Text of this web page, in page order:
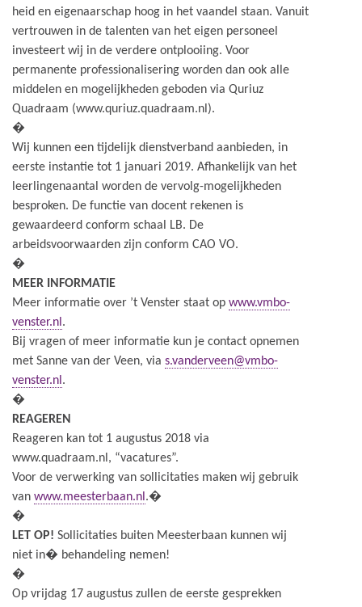
heid en eigenaarschap hoog in het vaandel staan. Vanuit
vertrouwen in de talenten van het eigen personeel
investeert wij in de verdere ontplooiing. Voor
permanente professionalisering worden dan ook alle
middelen en mogelijkheden geboden via Quriuz
Quadraam (www.quriuz.quadraam.nl).
�
Wij kunnen een tijdelijk dienstverband aanbieden, in
eerste instantie tot 1 januari 2019. Afhankelijk van het
leerlingenaantal worden de vervolg-mogelijkheden
besproken. De functie van docent rekenen is
gewaardeerd conform schaal LB. De
arbeidsvoorwaarden zijn conform CAO VO.
�
MEER INFORMATIE
Meer informatie over ’t Venster staat op www.vmbo-
venster.nl .
Bij vragen of meer informatie kun je contact opnemen
met Sanne van der Veen, via s.vanderveen@vmbo-
venster.nl .
�
REAGEREN
Reageren kan tot 1 augustus 2018 via
www.quadraam.nl, “vacatures”.
Voor de verwerking van sollicitaties maken wij gebruik
van www.meesterbaan.nl .�
�
LET OP! Sollicitaties buiten Meesterbaan kunnen wij
niet in� behandeling nemen!
�
Op vrijdag 17 augustus zullen de eerste gesprekken